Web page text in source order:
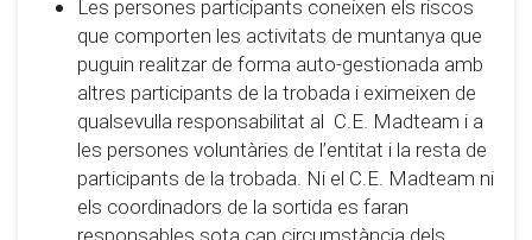
Les persones participants coneixen els riscos
que comporten les activitats de muntanya que
puguin realitzar de forma auto-gestionada amb
altres participants de la trobada i eximeixen de
qualsevulla responsabilitat al C.E. Madteam i a
les persones voluntàries de l’entitat i la resta de
participants de la trobada. Ni el C.E. Madteam ni
els coordinadors de la sortida es faran
responsables sota cap circumstància dels